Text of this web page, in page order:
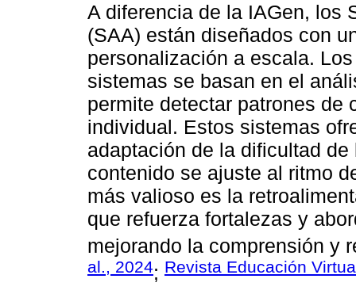
A diferencia de la IAGen, los
(SAA) están diseñados con
personalización a escala.
sistemas se basan en el
permite detectar patrones de
individual. Estos sistemas
adaptación de la dificultad
contenido se ajuste al ritmo
más valioso es la
que refuerza fortalezas y
mejorando la comprensión y
al., 2024; Revista Educación